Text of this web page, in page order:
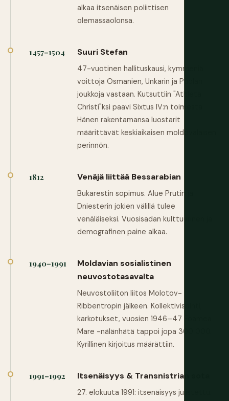
alkaa itsenäisen poliittisen
olemassaolonsa.
1457–1504 Suuri Stefan
47-vuotinen hallituskausi, kymmeniä
voittoja Osmanien, Unkarin ja Puolan
joukkoja vastaan. Kutsuttiin "Athleta
Christi"ksi paavi Sixtus IV:n toimesta.
Hänen rakentamansa luostarit
määrittävät keskiaikaisen moldovalaisen
perinnön.
1812 Venäjä liittää Bessarabian
Bukarestin sopimus. Alue Prutin ja
Dniesterin jokien välillä tulee
venäläiseksi. Vuosisadan kulttuurinen ja
demografinen paine alkaa.
1940–1991
Moldavian sosialistinen
neuvostotasavalta
Neuvostoliiton liitos Molotov-
Ribbentropin jälkeen. Kollektivisointi,
karkotukset, vuosien 1946–47 Foamea
Mare -nälänhätä tappoi jopa 300 000.
Kyrillinen kirjoitus määrättiin.
1991–1992 Itsenäisyys & Transnistrian sota
27. elokuuta 1991: itsenäisyys julistettu.